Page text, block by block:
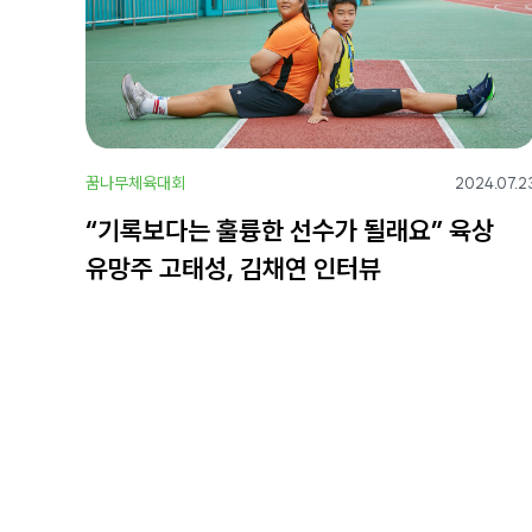
꿈나무체육대회
“기록보다는 훌륭한 선수가 될래요” 육상
유망주 고태성, 김채연 인터뷰